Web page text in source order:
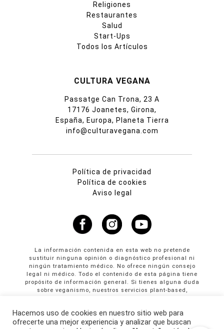
Religiones
Restaurantes
Salud
Start-Ups
Todos los Artículos
CULTURA VEGANA
Passatge Can Trona, 23 A
17176 Joanetes, Girona,
España, Europa, Planeta Tierra
info@culturavegana.com
Política de privacidad
Política de cookies
Aviso legal
La información contenida en esta web no pretende
sustituir ninguna opinión o diagnóstico profesional ni
ningún tratamiento médico. No ofrece ningún consejo
legal ni médico. Todo el contenido de esta página tiene
propósito de información general. Si tienes alguna duda
sobre veganismo, nuestros servicios plant-based,
© Copyright 2026 · culturavegana.com · Online since
Hacemos uso de cookies en nuestro sitio web para
ofrecerte una mejor experiencia y analizar que buscan